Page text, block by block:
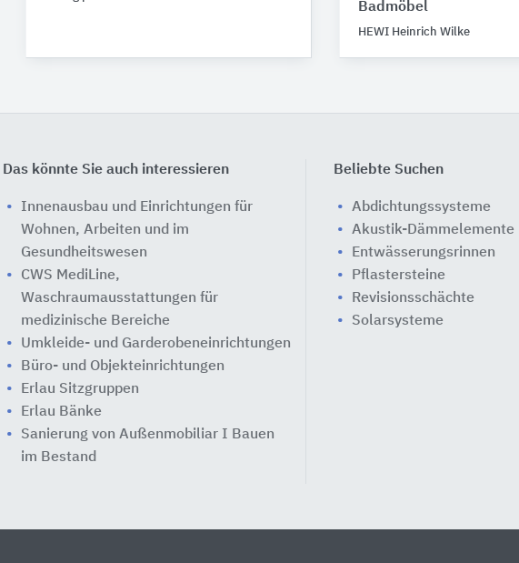
Badmöbel
HEWI Heinrich Wilke
Das könnte Sie auch interessieren
Innenausbau und Einrichtungen für
Wohnen, Arbeiten und im
Gesundheitswesen
CWS MediLine,
Waschraumausstattungen für
medizinische Bereiche
Umkleide- und Garderobeneinrichtungen
Büro- und Objekteinrichtungen
Erlau Sitzgruppen
Erlau Bänke
Sanierung von Außenmobiliar I Bauen
im Bestand
Beliebte Suchen
Abdichtungssysteme
Akustik-Dämmelemente
Entwässerungsrinnen
Pflastersteine
Revisionsschächte
Solarsysteme